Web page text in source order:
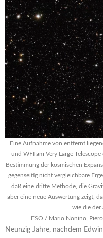
Eine Aufnahme von entfernt
und WFI am Very Large
Bestimmung der kosmischen
gegenseitig nicht vergleichbare
daß eine dritte Methode, die
aber eine neue Auswertung zeigt,
wie die der
ESO / Mario Nonino,
Neunzig Jahre, nachdem